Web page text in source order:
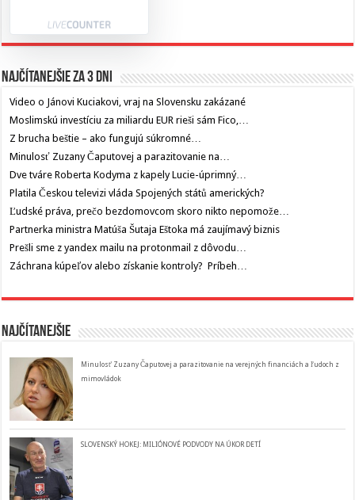
Najčítanejšie za 3 dni
Video o Jánovi Kuciakovi, vraj na Slovensku zakázané
Moslimskú investíciu za miliardu EUR rieši sám Fico,…
Z brucha beštie – ako fungujú súkromné…
Minulosť Zuzany Čaputovej a parazitovanie na…
Dve tváre Roberta Kodyma z kapely Lucie-úprimný…
Platila Českou televizi vláda Spojených států amerických?
Ľudské práva, prečo bezdomovcom skoro nikto nepomože…
Partnerka ministra Matúša Šutaja Eštoka má zaujímavý biznis
Prešli sme z yandex mailu na protonmail z dôvodu…
Záchrana kúpeľov alebo získanie kontroly? Príbeh…
Najčítanejšie
Minulosť Zuzany Čaputovej a parazitovanie na verejných financiách a ľudoch z
mimovládok
SLOVENSKÝ HOKEJ: MILIÓNOVÉ PODVODY NA ÚKOR DETÍ